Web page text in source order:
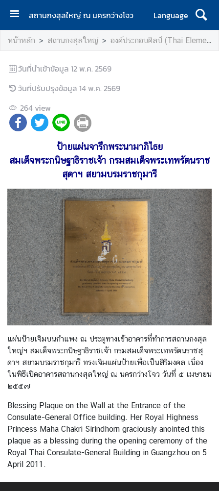
สถานกงสุลใหญ่ ณ นครกว่างโจว
Language
ห
น้
แ
ก
ส
ถ
ก
ล
ใ
ห
ญ่
ข่
า
ว
บ
ริ
ก
า
ร
น
ย์
ข้
อ
มู
ล
หน้าหลัก สถานกงสุลใหญ่ องค์ประกอบศิลป์ (Thai Elements)
วันที่นำเข้าข้อมูล 12 พ.ค. 2569
วันที่ปรับปรุงข้อมูล 14 พ.ค. 2569
264 view
ป้ายแผ่นจารึกพระนามาภิไธย
สมเด็จพระกนิษฐาธิราชเจ้า กรมสมเด็จพระเทพรัตนราช
สุดาฯ สยามบรมราชกุมารี
แผ่นป้ายเจิมบนกำแพง ณ ประตูทางเข้าอาคารที่ทำการสถานกงสุล
ใหญ่ฯ สมเด็จพระกนิษฐาธิราชเจ้า กรมสมเด็จพระเทพรัตนราชสุ
ดาฯ สยามบรมราชกุมารี ทรงเจิมแผ่นป้ายเพื่อเป็นสิริมงคล เนื่อง
ในพิธีเปิดอาคารสถานกงสุลใหญ่ ณ นครกว่างโจว วันที่ ๕ เมษายน
๒๕๕๗
Blessing Plaque on the Wall at the Entrance of the
Consulate-General Office building. Her Royal Highness
Princess Maha Chakri Sirindhorn graciously anointed this
plaque as a blessing during the opening ceremony of the
Royal Thai Consulate-General Building in Guangzhou on 5
April 2011.